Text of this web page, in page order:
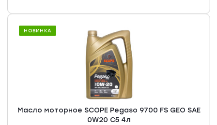
НОВИНКА
Масло моторное SCOPE Pegaso 9700 FS GEO SAE
0W20 C5 4л